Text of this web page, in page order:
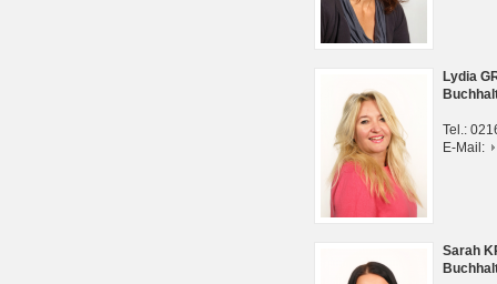
Lydia
Tel.:
E-Mail:
Sarah